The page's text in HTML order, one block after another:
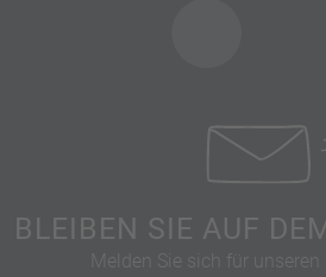
BLEIBEN SIE AUF
Melden Sie sich für unseren